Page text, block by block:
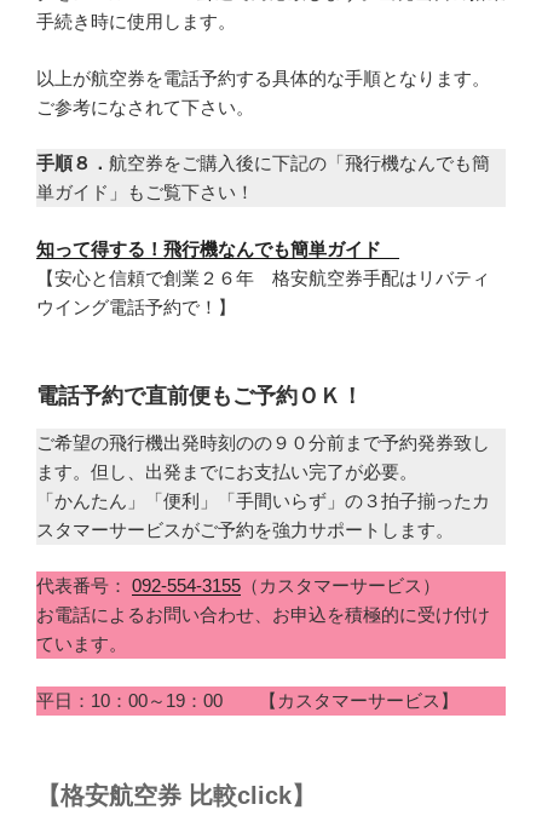
手続き時に使用します。
以上が航空券を電話予約する具体的な手順となります。
ご参考になされて下さい。
手順８． 航空券をご購入後に下記の「飛行機なんでも簡
単ガイド」もご覧下さい！
知って得する！飛行機なんでも簡単ガイド
【安心と信頼で創業２６年 格安航空券手配はリバティ
ウイング電話予約で！】
電話予約で直前便もご予約ＯＫ！
ご希望の飛行機出発時刻のの９０分前まで予約発券致し
ます。但し、出発までにお支払い完了が必要。
「かんたん」「便利」「手間いらず」の３拍子揃ったカ
スタマーサービスがご予約を強力サポートします。
代表番号： 092-554-3155 （カスタマーサービス）
お電話によるお問い合わせ、お申込を積極的に受け付け
ています。
平日：10：00～19：00 【カスタマーサービス】
【格安航空券 比較click】